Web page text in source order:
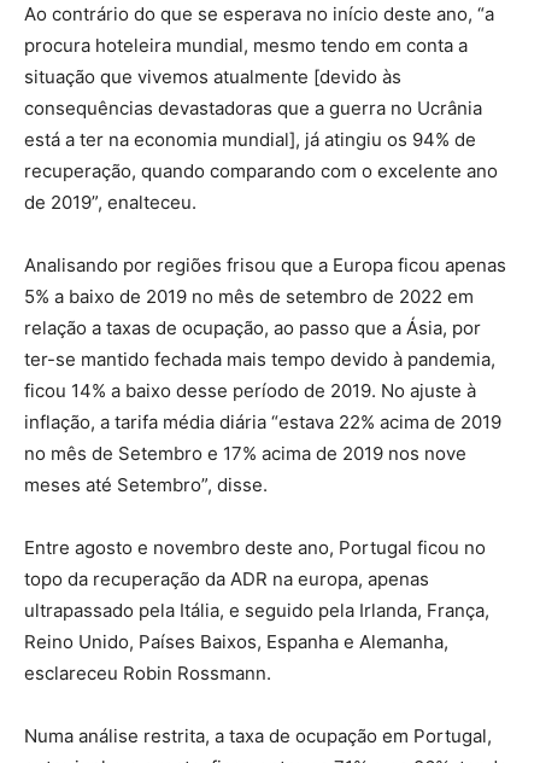
Ao contrário do que se esperava no início deste ano, “a
procura hoteleira mundial, mesmo tendo em conta a
situação que vivemos atualmente [devido às
consequências devastadoras que a guerra no Ucrânia
está a ter na economia mundial], já atingiu os 94% de
recuperação, quando comparando com o excelente ano
de 2019”, enalteceu.
Analisando por regiões frisou que a Europa ficou apenas
5% a baixo de 2019 no mês de setembro de 2022 em
relação a taxas de ocupação, ao passo que a Ásia, por
ter-se mantido fechada mais tempo devido à pandemia,
ficou 14% a baixo desse período de 2019. No ajuste à
inflação, a tarifa média diária “estava 22% acima de 2019
no mês de Setembro e 17% acima de 2019 nos nove
meses até Setembro”, disse.
Entre agosto e novembro deste ano, Portugal ficou no
topo da recuperação da ADR na europa, apenas
ultrapassado pela Itália, e seguido pela Irlanda, França,
Reino Unido, Países Baixos, Espanha e Alemanha,
esclareceu Robin Rossmann.
Numa análise restrita, a taxa de ocupação em Portugal,